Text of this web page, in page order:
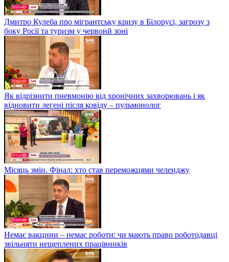
Дмитро Кулеба про мігрантську кризу в Білорусі, загрозу з
боку Росії та туризм у червонй зоні
Як відрізнити пневмонію від хронічних захворювань і як
відновити легені після ковіду – пульмонолог
Місяць змін. Фінал: хто став переможцями челенджу
Немає вакцини – немає роботи: чи мають право роботодавці
звільняти нещеплених працівників